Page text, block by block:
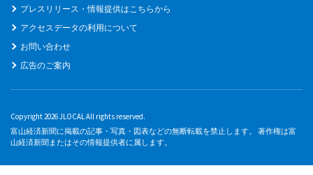
プレスリリース・情報提供はこちらから
アクセスデータの利用について
お問い合わせ
広告のご案内
Copyright 2026 JLOCAL All rights reserved.
富山経済新聞に掲載の記事・写真・図表などの無断転載を禁止します。 著作権は富
山経済新聞またはその情報提供者に属します。